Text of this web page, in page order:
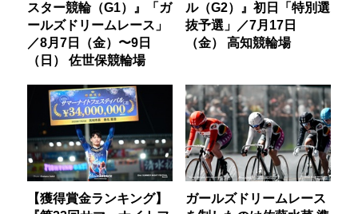
スター競輪（G1）』「ガ
ールズドリームレース」
／8月7日（金）〜9日
（日） 佐世保競輪場
ル（G2）』初日「特別選
抜予選」／7月17日
（金） 高知競輪場
【獲得賞金ランキング】
ガールズドリームレース